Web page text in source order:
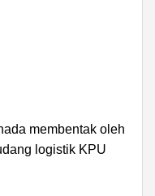
membentak oleh
logistik KPU